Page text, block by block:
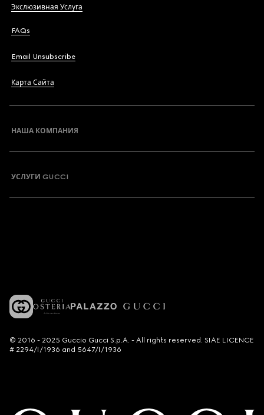
Экслюзивная Услуга
FAQs
Email Unsubscribe
Карта Сайта
НАША КОМПАНИЯ
УСЛУГИ GUCCI
© 2016 - 2025 Guccio Gucci S.p.A. - All rights reserved. SIAE LICENCE
# 2294/I/1936 and 5647/I/1936